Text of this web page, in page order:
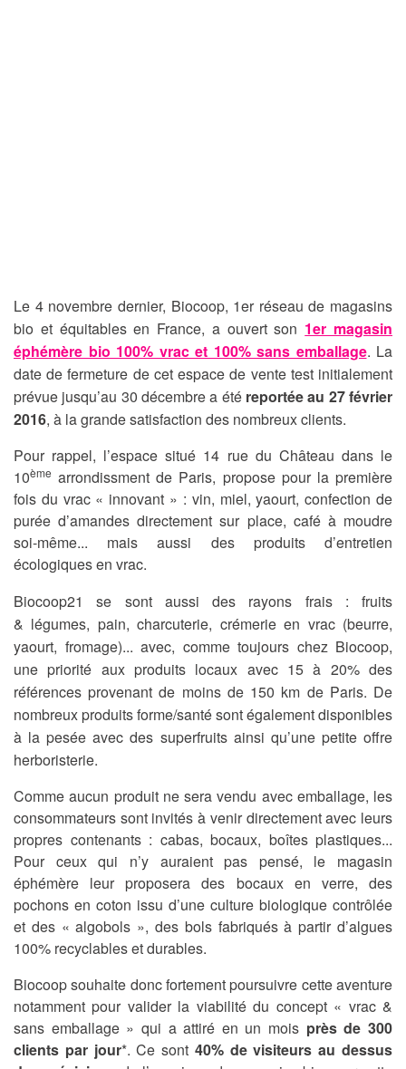
Le 4 novembre dernier, Biocoop, 1er réseau de magasins
bio et équitables en France, a ouvert son 1er magasin
éphémère bio 100% vrac et 100% sans emballage. La
date de fermeture de cet espace de vente test initialement
prévue jusqu’au 30 décembre a été reportéeau 27 février
2016, à la grande satisfaction des nombreux clients.
Pour rappel, l’espace situé 14 rue du Château dans le
10ème arrondissment de Paris, propose pour la première
fois du vrac « innovant » : vin, miel, yaourt, confection de
purée d’amandes directement sur place, café à moudre
soi-même... mais aussi des produits d’entretien
écologiques en vrac.
Biocoop21 se sont aussi des rayons frais : fruits
& légumes, pain, charcuterie, crémerie en vrac (beurre,
yaourt, fromage)... avec, comme toujours chez Biocoop,
une priorité aux produits locaux avec 15 à 20% des
références provenant de moins de 150 km de Paris. De
nombreux produits forme/santé sont également disponibles
à la pesée avec des superfruits ainsi qu’une petite offre
herboristerie.
Comme aucun produit ne sera vendu avec emballage, les
consommateurs sont invités à venir directement avec leurs
propres contenants : cabas, bocaux, boîtes plastiques...
Pour ceux qui n’y auraient pas pensé, le magasin
éphémère leur proposera des bocaux en verre, des
pochons en coton issu d’une culture biologique contrôlée
et des « algobols », des bols fabriqués à partir d’algues
100% recyclables et durables.
Biocoop souhaite donc fortement poursuivre cette aventure
notamment pour valider la viabilité du concept « vrac &
sans emballage » qui a attiré en un mois près de 300
clients par jour*. Ce sont 40% de visiteurs au dessus